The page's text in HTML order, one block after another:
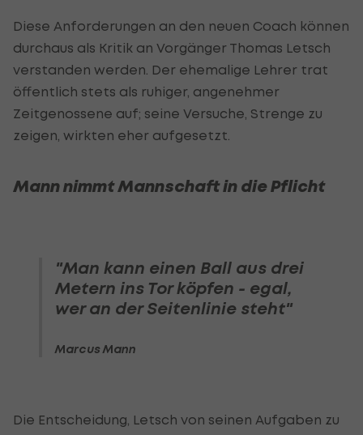
Diese Anforderungen an den neuen Coach können
durchaus als Kritik an Vorgänger Thomas Letsch
verstanden werden. Der ehemalige Lehrer trat
öffentlich stets als ruhiger, angenehmer
Zeitgenossene auf; seine Versuche, Strenge zu
zeigen, wirkten eher aufgesetzt.
Mann nimmt Mannschaft in die Pflicht
"Man kann einen Ball aus drei
Metern ins Tor köpfen - egal,
wer an der Seitenlinie steht"
Marcus Mann
Die Entscheidung, Letsch von seinen Aufgaben zu